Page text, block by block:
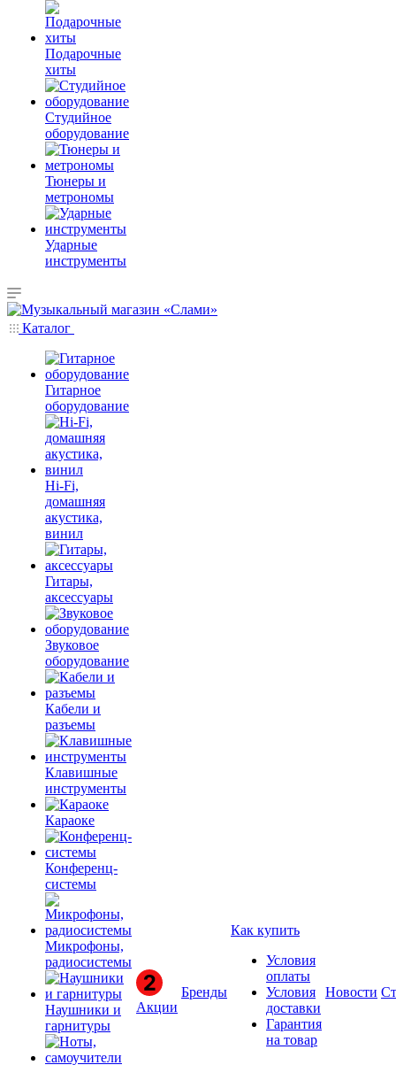
Подарочные
хиты
Студийное
оборудование
Тюнеры и
метрономы
Ударные
инструменты
Каталог
Гитарное
оборудование
Hi-Fi,
домашняя
акустика,
винил
Гитары,
аксессуары
Звуковое
оборудование
Кабели и
разъемы
Клавишные
инструменты
Караоке
Конференц-
системы
Микрофоны,
радиосистемы
Наушники и
гарнитуры
Акции
Бренды
Как купить
Условия
оплаты
Условия
доставки
Гарантия
на товар
Новости